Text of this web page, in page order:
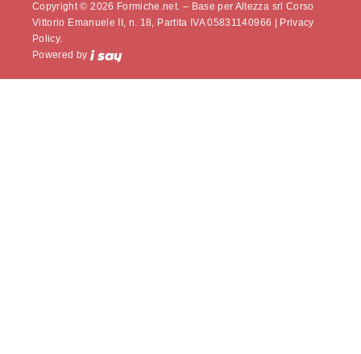
Copyright © 2026 Formiche.net. – Base per Altezza srl Corso
Vittorio Emanuele II, n. 18, Partita IVA 05831140966 |
Privacy
Policy.
Powered by